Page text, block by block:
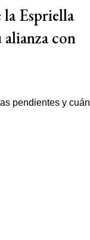
la Espriella
alianza con